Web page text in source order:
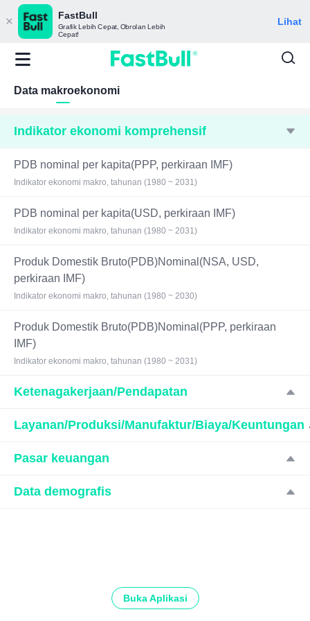
FastBull
Grafik Lebih Cepat, Obrolan Lebih
Cepat!
Lihat
Data makroekonomi
Indikator ekonomi komprehensif
PDB nominal per kapita(PPP, perkiraan IMF)
Indikator ekonomi makro, tahunan (1980 ~ 2031)
PDB nominal per kapita(USD, perkiraan IMF)
Indikator ekonomi makro, tahunan (1980 ~ 2031)
Produk Domestik Bruto(PDB)Nominal(NSA, USD,
perkiraan IMF)
Indikator ekonomi makro, tahunan (1980 ~ 2030)
Produk Domestik Bruto(PDB)Nominal(PPP, perkiraan
IMF)
Indikator ekonomi makro, tahunan (1980 ~ 2031)
Ketenagakerjaan/Pendapatan
Layanan/Produksi/Manufaktur/Biaya/Keuntungan
Pasar keuangan
Data demografis
Buka Aplikasi